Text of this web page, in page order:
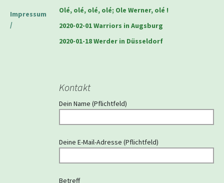
Olé, olé, olé, olé; Ole Werner, olé !
2020-02-01 Warriors in Augsburg
2020-01-18 Werder in Düsseldorf
Kontakt
Dein Name (Pflichtfeld)
Deine E-Mail-Adresse (Pflichtfeld)
Betreff
Impressum
/